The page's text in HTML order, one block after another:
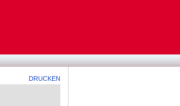
DRUCKEN